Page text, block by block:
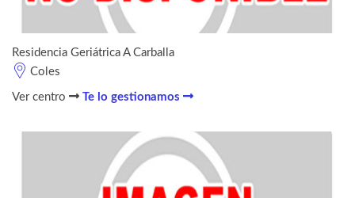
Residencia Geriátrica A Carballa
Coles
Ver centro Te lo gestionamos